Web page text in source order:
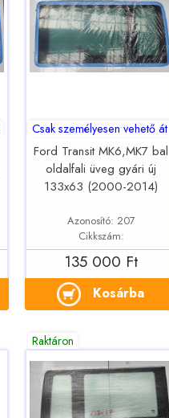
Csak személyesen vehető át
Ford Transit MK6,MK7 bal
oldalfali üveg gyári új
133x63 (2000-2014)
Azonosító: 207
Cikkszám:
135 000 Ft
Kosárba
Raktáron